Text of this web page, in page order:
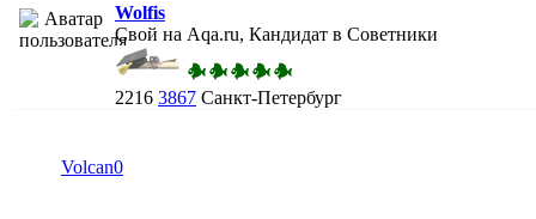
Wolfis
Свой на Aqa.ru, Кандидат в Советники
2216 3867 Санкт-Петербург
Volcan0